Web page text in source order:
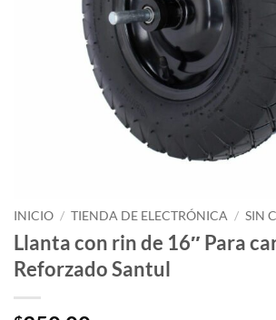
INICIO / TIENDA DE ELECTRÓNICA / SIN
Llanta con rin de 16″ Para
Reforzado Santul